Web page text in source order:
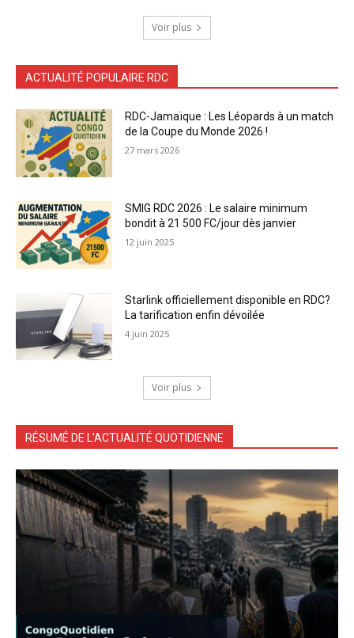
Voir plus
ACTUALITÉ POPULAIRE RDC
RDC-Jamaïque : Les Léopards à un match
de la Coupe du Monde 2026 !
27 mars 2026
SMIG RDC 2026 : Le salaire minimum
bondit à 21 500 FC/jour dès janvier
12 juin 2025
Starlink officiellement disponible en RDC?
La tarification enfin dévoilée
4 juin 2025
Voir plus
RÉSUMÉ DE L'ACTUALITÉ QUOTIDIENNE